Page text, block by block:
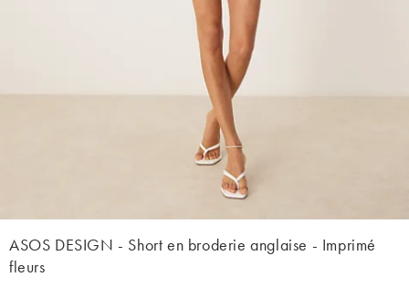
ASOS DESIGN - Short en broderie anglaise - Imprimé
fleurs